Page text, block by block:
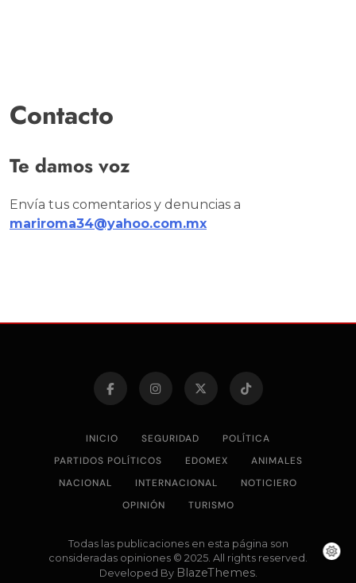
Contacto
Te damos voz
Envía tus comentarios y denuncias a
mariroma34@yahoo.com.mx
INICIO SEGURIDAD
POLÍTICA
PARTIDOS POLÍTICOS
EDOMEX
ANIMALES
NACIONAL
INTERNACIONAL
NOTICIERO
OPINIÓN
TURISMO
Todas las publicaciones en esta página son
consideradas opiniones © 2025. All rights reserved.
Developed By BlazeThemes.